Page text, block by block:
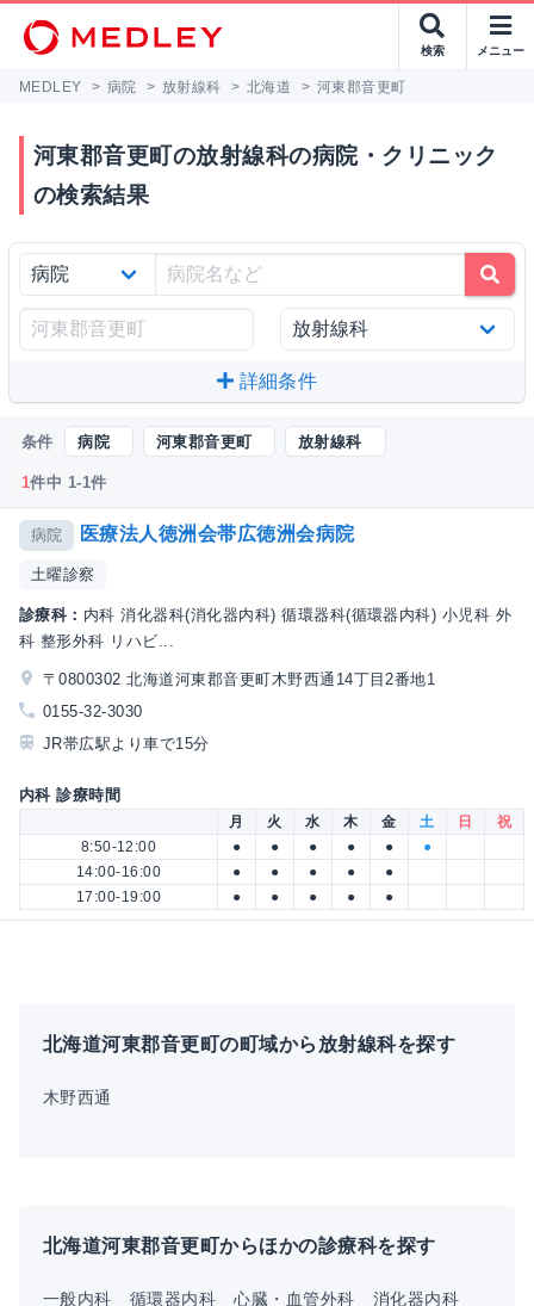
検索 メニュー
MEDLEY > 病院 > 放射線科 > 北海道 > 河東郡音更町
河東郡音更町の放射線科の病院・クリニック
の検索結果
詳細条件
条件 病院 河東郡音更町 放射線科
1件中 1-1件
病院 医療法人徳洲会帯広徳洲会病院
土曜診察
診療科： 内科 消化器科(消化器内科) 循環器科(循環器内科) 小児科 外
科 整形外科 リハビ...
〒0800302 北海道河東郡音更町木野西通14丁目2番地1
0155-32-3030
JR帯広駅より車で15分
内科 診療時間
月 火 水 木 金 土 日
祝
8:50-12:00
● ● ● ● ●
●
14:00-16:00
● ● ● ●
●
17:00-19:00
● ● ● ● ●
北海道河東郡音更町の町域から放射線科を探す
木野西通
北海道河東郡音更町からほかの診療科を探す
一般内科 循環器内科 心臓・血管外科
消化器内科